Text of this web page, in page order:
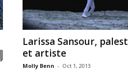
Larissa Sansour,
et artiste
Molly Benn - Oct 1, 2013